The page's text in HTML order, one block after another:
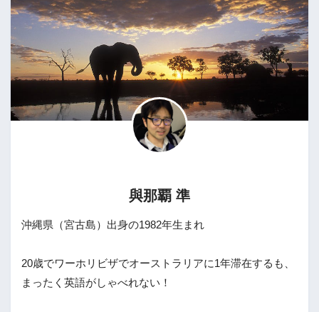
與那覇 準
沖縄県（宮古島）出身の1982年生まれ
20歳でワーホリビザでオーストラリアに1年滞在するも、
まったく英語がしゃべれない！